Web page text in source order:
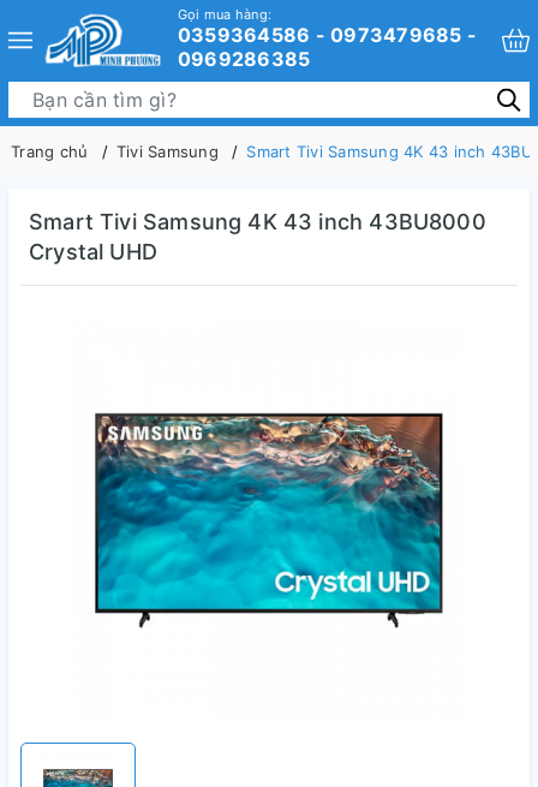
Gọi mua hàng:
0359364586 - 0973479685 -
0969286385
Trang chủ Tivi Samsung Smart Tivi Samsung 4K 43 inch
Smart Tivi Samsung 4K 43 inch 43BU8000
Crystal UHD